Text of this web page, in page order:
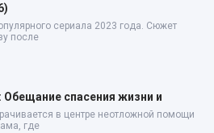
сериала 2023 года. Сюжет
после
Обещание спасения жизни и
в центре неотложной помощи
где